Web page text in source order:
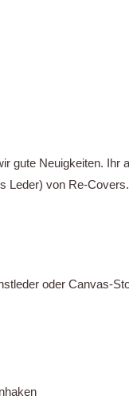
gute Neuigkeiten. Ihr
Leder) von Re-
oder Canvas-